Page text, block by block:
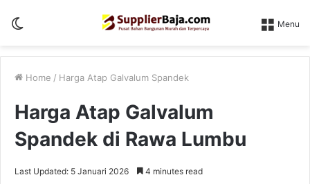
Menu
Home / Harga Atap Galvalum Spandek
Harga Atap Galvalum
Spandek di Rawa Lumbu
Last Updated: 5 Januari 2026 4 minutes read